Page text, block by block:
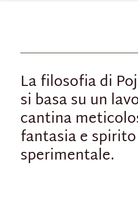
La filosofia di
si basa su un
cantina
fantasia e spirito
sperimentale.